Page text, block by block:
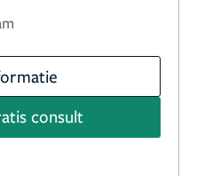
consult